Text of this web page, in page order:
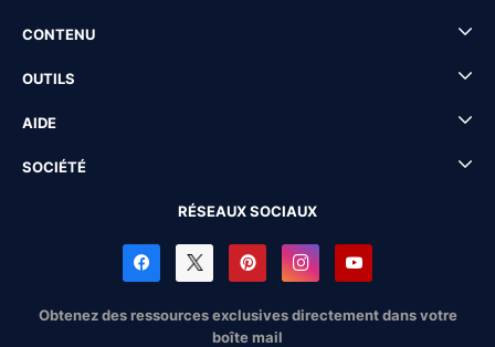
CONTENU
OUTILS
AIDE
SOCIÉTÉ
RÉSEAUX SOCIAUX
Obtenez des ressources exclusives directement dans votre
boîte mail